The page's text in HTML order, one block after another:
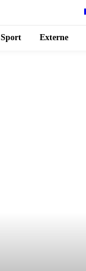
Sport Externe